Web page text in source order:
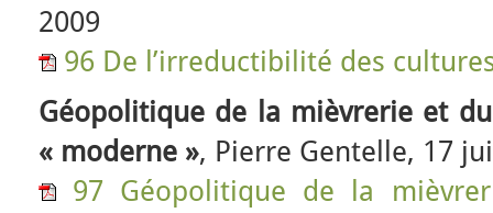
2009
96 De l’irreductibilité des
Géopolitique de la mièvrerie et
« moderne », Pierre Gentelle, 17
97 Géopolitique de la